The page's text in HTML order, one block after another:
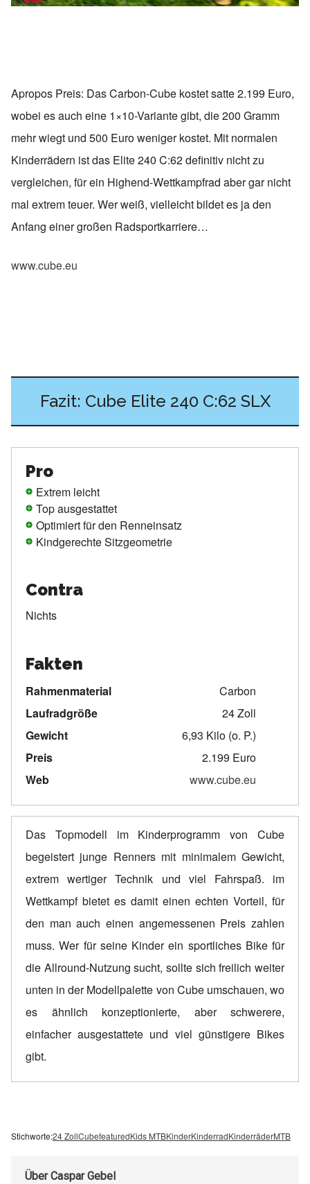
Apropos Preis: Das Carbon-Cube kostet satte 2.199 Euro,
wobei es auch eine 1×10-Variante gibt, die 200 Gramm
mehr wiegt und 500 Euro weniger kostet. Mit normalen
Kinderrädern ist das Elite 240 C:62 definitiv nicht zu
vergleichen, für ein Highend-Wettkampfrad aber gar nicht
mal extrem teuer. Wer weiß, vielleicht bildet es ja den
Anfang einer großen Radsportkarriere…
www.cube.eu
Fazit: Cube Elite 240 C:62 SLX
Pro
Extrem leicht
Top ausgestattet
Optimiert für den Renneinsatz
Kindgerechte Sitzgeometrie
Contra
Nichts
Fakten
Rahmenmaterial
Carbon
Laufradgröße
24 Zoll
Gewicht
6,93 Kilo (o. P.)
Preis
2.199 Euro
Web
www.cube.eu
Das Topmodell im Kinderprogramm von Cube
begeistert junge Renners mit minimalem Gewicht,
extrem wertiger Technik und viel Fahrspaß. im
Wettkampf bietet es damit einen echten Vorteil, für
den man auch einen angemessenen Preis zahlen
muss. Wer für seine Kinder ein sportliches Bike für
die Allround-Nutzung sucht, sollte sich freilich weiter
unten in der Modellpalette von Cube umschauen, wo
es ähnlich konzeptionierte, aber schwerere,
einfacher ausgestattete und viel günstigere Bikes
gibt.
Stichworte:24 ZollCubefeaturedKids MTBKinderKinderradKinderräderMTB
ÜberCaspar Gebel